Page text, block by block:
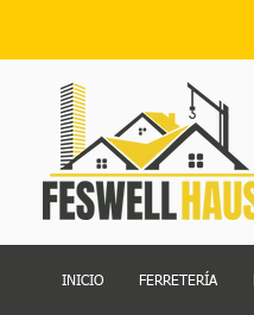
INICIO FERRETERÍA